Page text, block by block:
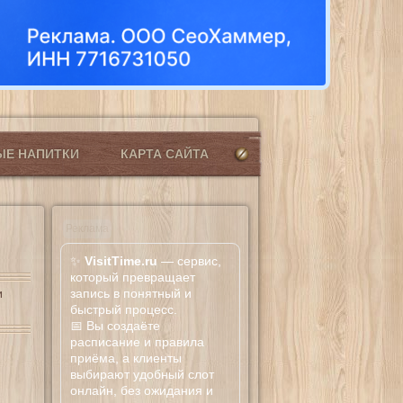
НАПИТКИ КАРТА САЙТА
✨ VisitTime.ru — сервис,
который превращает
запись в понятный и
быстрый процесс.
📅 Вы создаёте
расписание и правила
приёма, а клиенты
выбирают удобный слот
онлайн, без ожидания и